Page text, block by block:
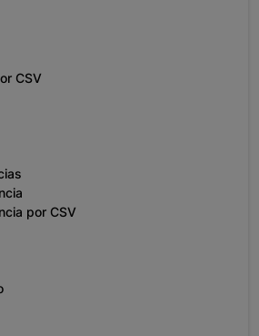
CSV
por CSV